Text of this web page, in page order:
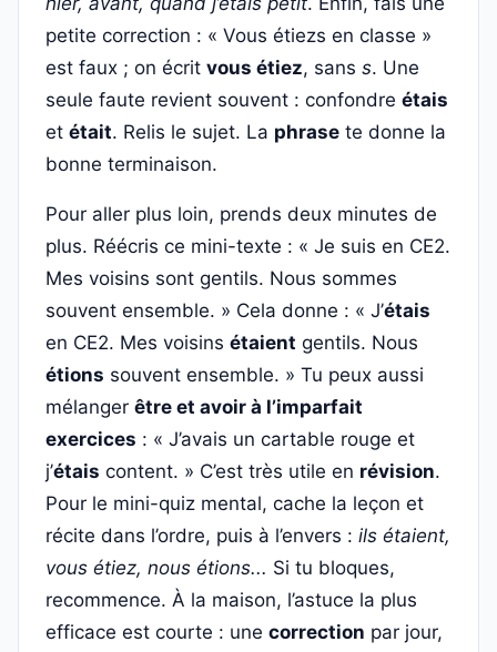
petite correction : « Vous étiezs en classe »
est faux ; on écrit vous étiez, sans s. Une
seule faute revient souvent : confondre étais
et était. Relis le sujet. La phrase te donne la
bonne terminaison.
Pour aller plus loin, prends deux minutes de
plus. Réécris ce mini-texte : « Je suis en CE2.
Mes voisins sont gentils. Nous sommes
souvent ensemble. » Cela donne : « J’étais
en CE2. Mes voisins étaient gentils. Nous
étions souvent ensemble. » Tu peux aussi
mélanger être et avoir à l’imparfait
exercices : « J’avais un cartable rouge et
j’étais content. » C’est très utile en révision.
Pour le mini-quiz mental, cache la leçon et
récite dans l’ordre, puis à l’envers : ils étaient,
vous étiez, nous étions... Si tu bloques,
recommence. À la maison, l’astuce la plus
efficace est courte : une correction par jour,